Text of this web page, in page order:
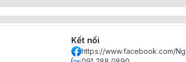
Kết nối
https://www.facebook.com/